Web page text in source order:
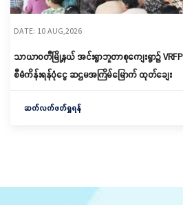
DATE: 10 AUG,2026
သာယာဝတီမြို့နယ် အင်းရွာဘူတာစုကျေးရွာ၌ ‌VRFP
စီမံကိန်းရန်ပုံငွေ ဆဌမအကြိမ်မြောက် ထုတ်ချေး
ဆက်လက်ဖတ်ရှုရန်